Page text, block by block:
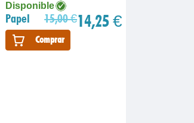
Disponible
Papel 15,00 €14,25 €
Comprar